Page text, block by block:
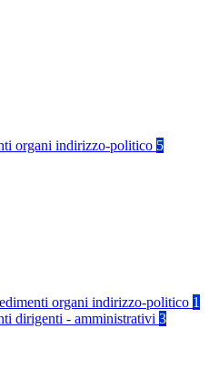
organi indirizzo-politico 5
organi indirizzo-politico 1
dirigenti - amministrativi 3